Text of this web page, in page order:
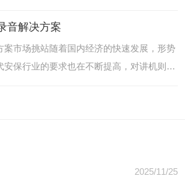
，通过成熟可靠的网络技术，艾可慕数字通
一个角
音解决方案
案市场挑站随着国内经济的快速发展，形势
安保行业的要求也在不断提高，对讲机则是
下问题：（1）无可靠的报等多种保障手
2025/11/25